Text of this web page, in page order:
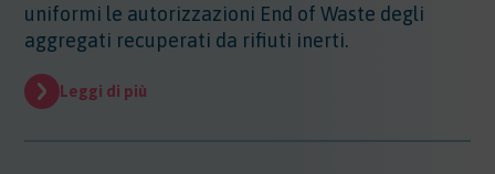
uniformi le autorizzazioni End of Waste degli
aggregati recuperati da rifiuti inerti.
Leggi di più